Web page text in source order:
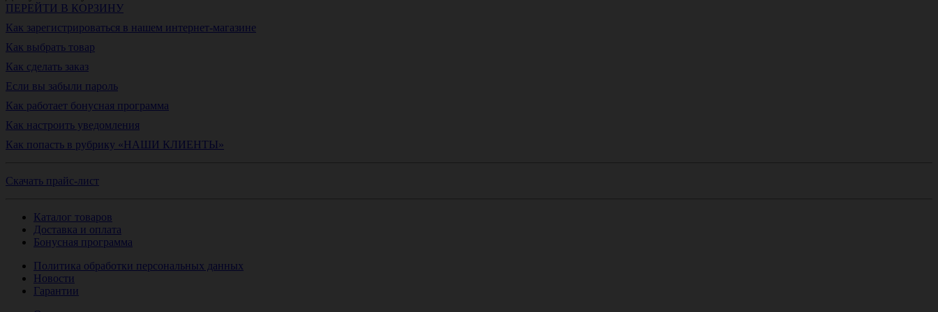
ПЕРЕЙТИ В КОРЗИНУ
Как зарегистрироваться в нашем интернет-магазине
Как выбрать товар
Как сделать заказ
Если вы забыли пароль
Как работает бонусная программа
Как настроить уведомления
Как попасть в рубрику «НАШИ КЛИЕНТЫ»
Скачать прайс-лист
Каталог товаров
Доставка и оплата
Бонусная программа
Политика обработки персональных данных
Новости
Гарантии